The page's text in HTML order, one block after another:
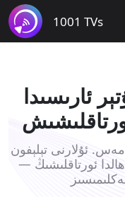
1001 TVs
ئارىسىدا
ئۇلارنى تېلېفون
ئورتاقلىشىڭ —